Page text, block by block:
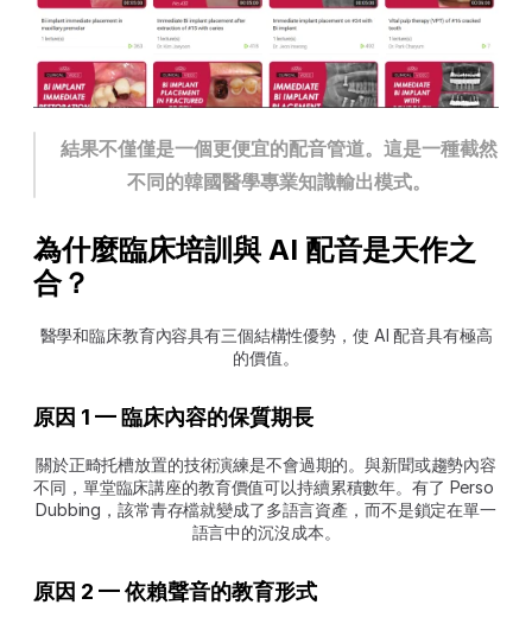
結果不僅僅是一個更便宜的配音管道。這是一種截然
不同的韓國醫學專業知識輸出模式。
為什麼臨床培訓與 AI 配音是天作之
合？
醫學和臨床教育內容具有三個結構性優勢，使 AI 配音具有極高
的價值。
原因 1 — 臨床內容的保質期長
關於正畸托槽放置的技術演練是不會過期的。與新聞或趨勢內容
不同，單堂臨床講座的教育價值可以持續累積數年。有了 Perso
Dubbing，該常青存檔就變成了多語言資產，而不是鎖定在單一
語言中的沉沒成本。
原因 2 — 依賴聲音的教育形式